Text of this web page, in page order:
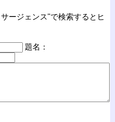
ージェンス"で検索するとヒ
題名：